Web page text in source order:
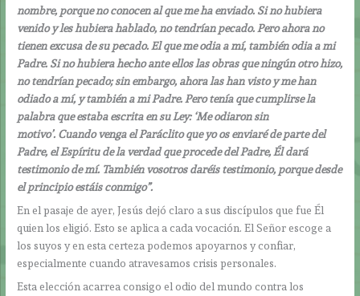
nombre, porque no conocen al que me ha enviado. Si no hubiera
venido y les hubiera hablado, no tendrían pecado. Pero ahora no
tienen excusa de su pecado. El que me odia a mí, también odia a mi
Padre. Si no hubiera hecho ante ellos las obras que ningún otro hizo,
no tendrían pecado; sin embargo, ahora las han visto y me han
odiado a mí, y también a mi Padre. Pero tenía que cumplirse la
palabra que estaba escrita en su Ley: ‘Me odiaron sin
motivo’. Cuando venga el Paráclito que yo os enviaré de parte del
Padre, el Espíritu de la verdad que procede del Padre, Él dará
testimonio de mí. También vosotros daréis testimonio, porque desde
el principio estáis conmigo”.
En el pasaje de ayer, Jesús dejó claro a sus discípulos que fue Él
quien los eligió. Esto se aplica a cada vocación. El Señor escoge a
los suyos y en esta certeza podemos apoyarnos y confiar,
especialmente cuando atravesamos crisis personales.
Esta elección acarrea consigo el odio del mundo contra los